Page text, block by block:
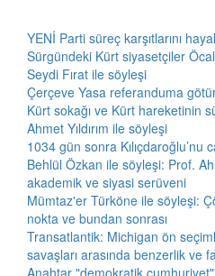
YENİ Parti süreç karşıtlarını hayal
Sürgündeki Kürt siyasetçiler
Seydi Fırat ile söyleşi
Çerçeve Yasa referanduma
Kürt sokağı ve Kürt hareketinin
Ahmet Yıldırım ile söyleşi
1034 gün sonra Kılıçdaroğlu’nu
Behlül Özkan ile söyleşi: Prof.
akademik ve siyasi serüveni
Mümtaz'er Türköne ile söyleşi:
nokta ve bundan sonrası
Transatlantik: Michigan ön
savaşları arasında benzerlik ve
Anahtar "demokratik